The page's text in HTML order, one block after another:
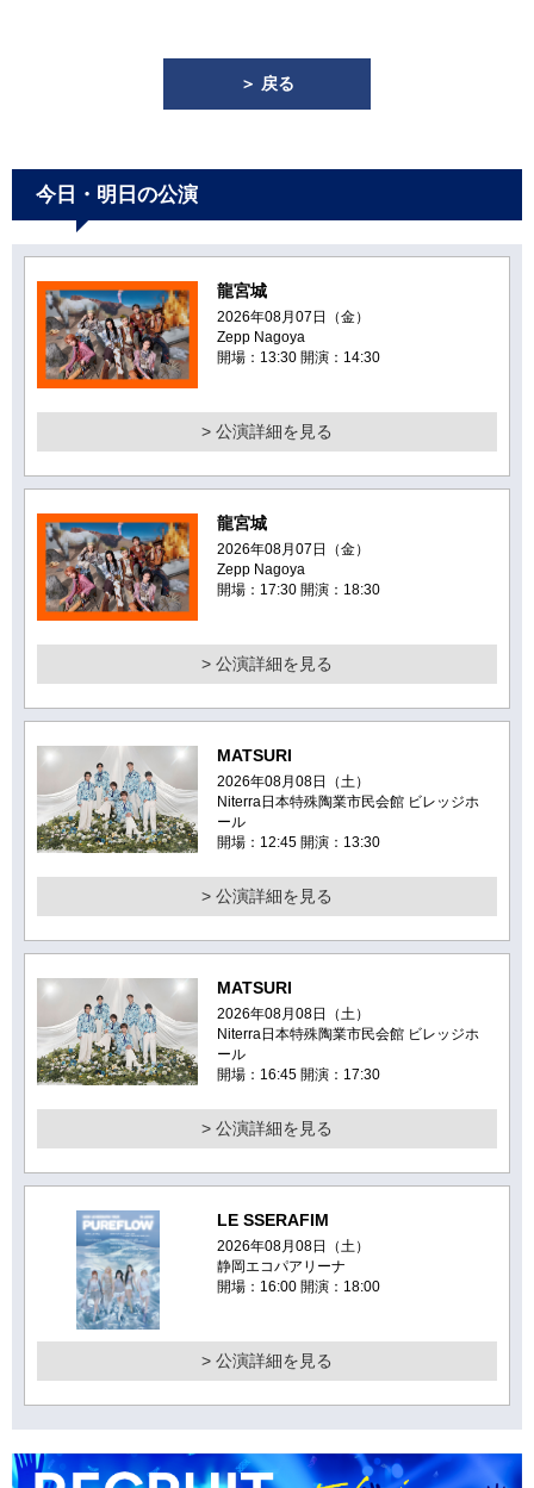
＞ 戻る
今日・明日の公演
龍宮城
2026年08月07日（金）
Zepp Nagoya
開場：13:30 開演：14:30
> 公演詳細を見る
龍宮城
2026年08月07日（金）
Zepp Nagoya
開場：17:30 開演：18:30
> 公演詳細を見る
MATSURI
2026年08月08日（土）
Niterra日本特殊陶業市民会館 ビレッジホ
ール
開場：12:45 開演：13:30
> 公演詳細を見る
MATSURI
2026年08月08日（土）
Niterra日本特殊陶業市民会館 ビレッジホ
ール
開場：16:45 開演：17:30
> 公演詳細を見る
LE SSERAFIM
2026年08月08日（土）
静岡エコパアリーナ
開場：16:00 開演：18:00
> 公演詳細を見る